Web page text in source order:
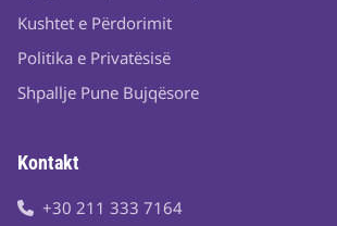
Kushtet e Përdorimit
Politika e Privatësisë
Shpallje Pune Bujqësore
Kontakt
+30 211 333 7164